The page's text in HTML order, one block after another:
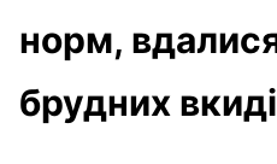
норм,
брудних